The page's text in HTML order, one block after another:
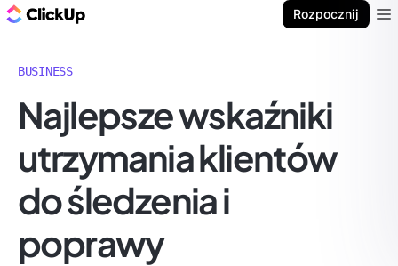
Rozpocznij
BUSINESS
Najlepsze wskaźniki
utrzymania klientów
do śledzenia i
poprawy